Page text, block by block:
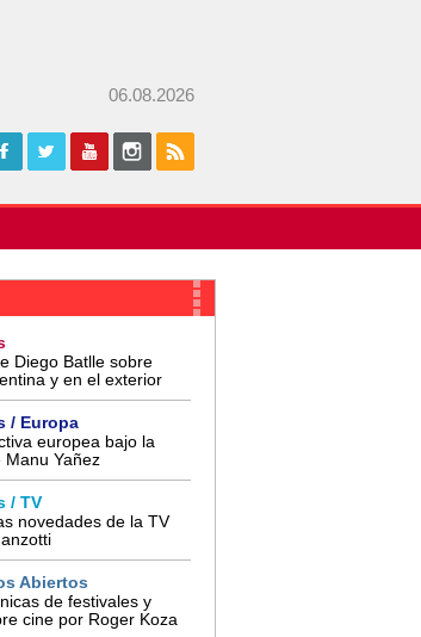
06.08.2026
Diego Batlle sobre
y en el exterior
/ Europa
europea bajo la
Manu Yañez
/ TV
novedades de la TV
Abiertos
de festivales y
cine por Roger Koza